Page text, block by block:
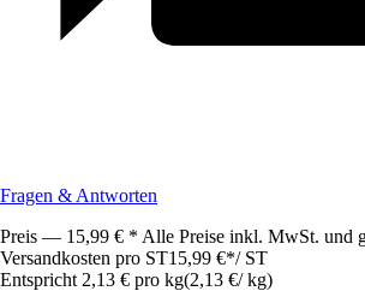
Fragen & Antworten
Preis — 15,99 € * Alle Preise inkl. MwSt. und
Versandkosten pro ST15,99 €*/ ST
Entspricht 2,13 € pro kg(2,13 €/ kg)